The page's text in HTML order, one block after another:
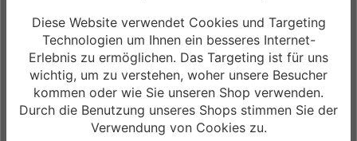
Standard, Presta valve
SWAT:
SWAT internal downtube storage
Pedale:
nicht im Lieferumfang enthalten,passende
Diese Website verwendet Cookies und Targeting
Technologien um Ihnen ein besseres Internet-
Erlebnis zu ermöglichen. Das Targeting ist für uns
wichtig, um zu verstehen, woher unsere Besucher
kommen oder wie Sie unseren Shop verwenden.
Durch die Benutzung unseres Shops stimmen Sie der
Verwendung von Cookies zu.